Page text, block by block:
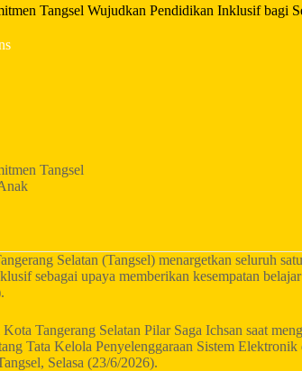
Tangsel Wujudkan Pendidikan Inklusif bagi
Tangsel
Selatan (Tangsel) menargetkan seluruh
sebagai upaya memberikan kesempatan
Tangerang Selatan Pilar Saga Ichsan saat
Tata Kelola Penyelenggaraan Sistem
Selasa (23/6/2026).